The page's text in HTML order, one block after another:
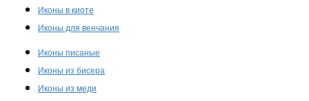
Иконы в киоте
Иконы для венчания
Иконы писаные
Иконы из бисера
Иконы из меди